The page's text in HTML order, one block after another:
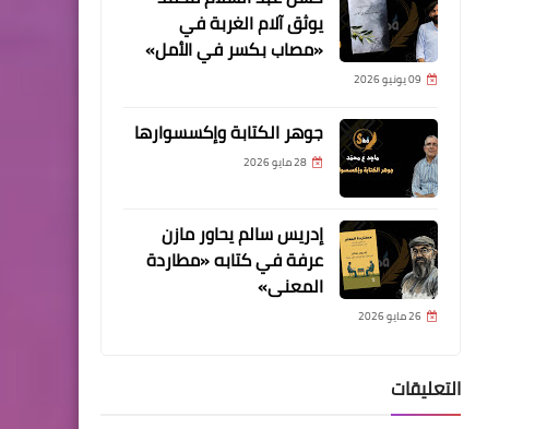
يوثق آلام الغربة في
«مصاب بكسر في الأمل»
09 يونيو 2026
جوهر الكتابة وإكسسوارها
28 مايو 2026
إدريس سالم يحاور مازن
عرفة في كتابه «مطاردة
المعنى»
26 مايو 2026
التعليقات